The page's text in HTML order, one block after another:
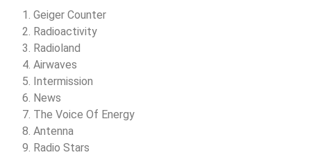
Geiger Counter
Radioactivity
Radioland
Airwaves
Intermission
News
The Voice Of Energy
Antenna
Radio Stars